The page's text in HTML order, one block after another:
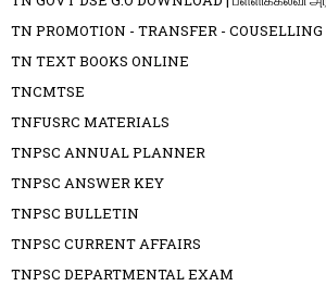
TN PROMOTION - TRANSFER - COUSELLING
TN TEXT BOOKS ONLINE
TNCMTSE
TNFUSRC MATERIALS
TNPSC ANNUAL PLANNER
TNPSC ANSWER KEY
TNPSC BULLETIN
TNPSC CURRENT AFFAIRS
TNPSC DEPARTMENTAL EXAM